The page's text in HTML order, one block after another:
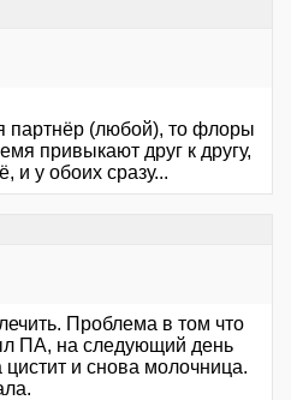
партнёр (любой), то флоры
привыкают друг к другу,
и у обоих сразу...
Проблема в том что
ПА, на следующий день
и снова молочница.